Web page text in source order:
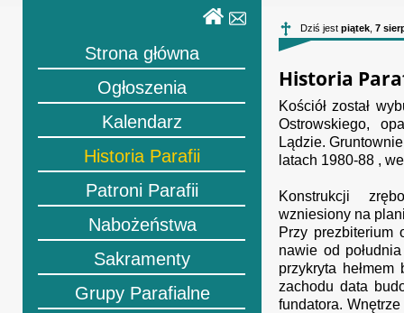
Strona główna
Ogłoszenia
Kalendarz
Historia Parafii
Patroni Parafii
Nabożeństwa
Sakramenty
Grupy Parafialne
Dziś jest piątek 7
Historia
Kościół został
Ostrowskiego,
Lądzie.
latach 1980-88 ,
Konstrukcji
wzniesiony na
Przy prezbiterium
nawie od
przykryta
zachodu data
fundatora.